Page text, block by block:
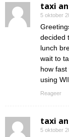
taxi
5 oktober
decided
lunch
wait to
how fast
using
Reageer
taxi
5 oktober